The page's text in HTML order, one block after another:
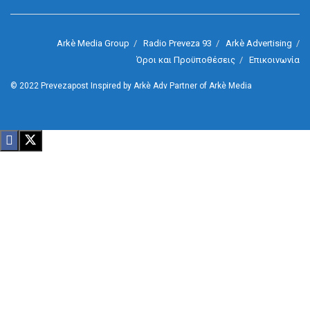
Arkè Media Group Radio Preveza 93
Arkè Advertising
Όροι και Προϋποθέσεις
Επικοινωνία
© 2022 Prevezapost Inspired by Arkè Adv Partner of Arkè Media